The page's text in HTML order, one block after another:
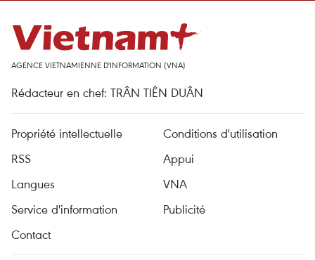
AGENCE VIETNAMIENNE D'INFORMATION (VNA)
Rédacteur en chef: TRÂN TIÊN DUÂN
Propriété intellectuelle
Conditions d'utilisation
RSS
Appui
Langues
VNA
Service d'information
Publicité
Contact